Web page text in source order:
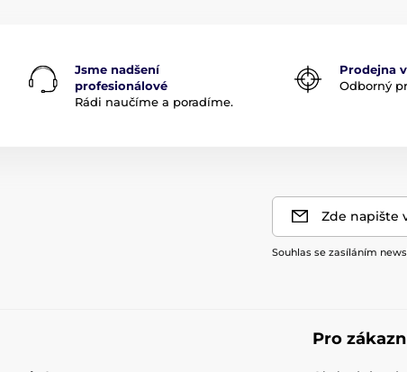
Jsme nadšení
profesionálové
Rádi naučíme a poradíme.
Prodejna
Odborný
Zde napište
Souhlas se zasíláním
Pro